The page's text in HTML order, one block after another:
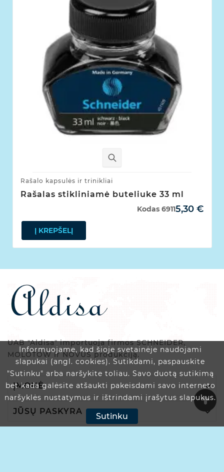
Informuojame, kad šioje svetainėje naudojami
slapukai (angl. cookies). Sutikdami, paspauskite
"Sutinku" arba naršykite toliau. Savo duotą sutikimą
bet kada galėsite atšaukti pakeisdami savo interneto
naršyklės nustatymus ir ištrindami įrašytus slapukus.
Sutinku
Rašalo kapsulės ir trinikliai
Rašalas stikliniamė buteliuke 33 ml
5,30 €
Kodas 6911
Į KREPŠELĮ
UAB "Aldisa" importuoja firmos SCHNEIDER,
MOLOTOW ir NOVUS produkciją.
ĮMONĖ 
JŪSŲ PASKYRA 